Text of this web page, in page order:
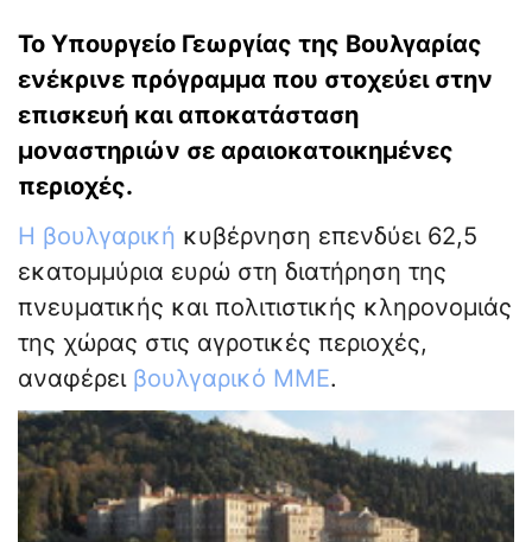
Το Υπουργείο Γεωργίας της Βουλγαρίας
ενέκρινε πρόγραμμα που στοχεύει στην
επισκευή και αποκατάσταση
μοναστηριών σε αραιοκατοικημένες
περιοχές.
Η βουλγαρική κυβέρνηση επενδύει 62,5
εκατομμύρια ευρώ στη διατήρηση της
πνευματικής και πολιτιστικής κληρονομιάς
της χώρας στις αγροτικές περιοχές,
αναφέρει βουλγαρικό ΜΜΕ.